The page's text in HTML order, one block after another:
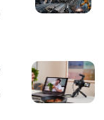
30 تیر 1405
30 تیر 1405